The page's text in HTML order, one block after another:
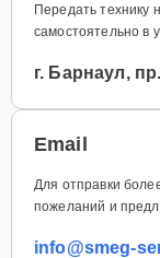
Передать технику
самостоятельно в
г. Барнаул,
Email
Для отправки
пожеланий и
info@smeg-